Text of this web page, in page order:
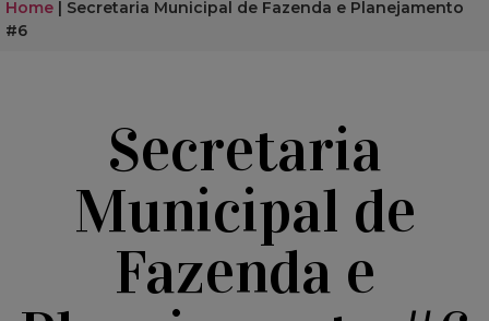
Home | Secretaria Municipal de Fazenda e Planejamento
#6
Secretaria
Municipal de
Fazenda e